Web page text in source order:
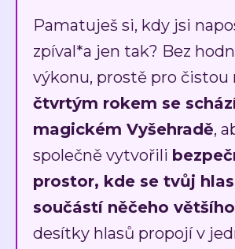
Pamatuješ si, kdy jsi
zpíval*a jen tak? Bez
výkonu, prostě pro čistou
čtvrtým rokem se
magickém Vyšehradě,
společně vytvořili
prostor, kde se tvůj
součástí něčeho většího
desítky hlasů propojí v